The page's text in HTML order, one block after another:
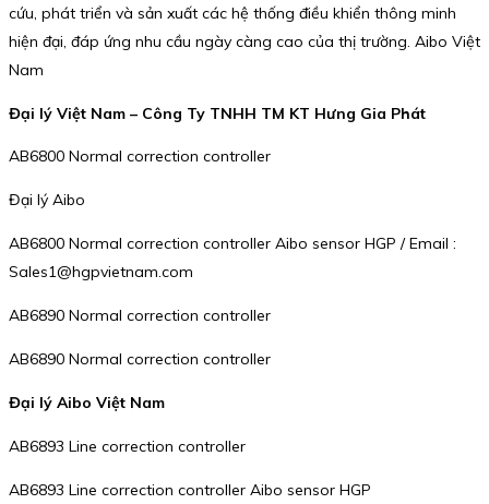
cứu, phát triển và sản xuất các hệ thống điều khiển thông minh
hiện đại, đáp ứng nhu cầu ngày càng cao của thị trường. Aibo Việt
Nam
Đại lý Việt Nam – Công Ty TNHH TM KT Hưng Gia Phát
AB6800 Normal correction controller
Đại lý Aibo
AB6800 Normal correction controller Aibo sensor HGP / Email :
Sales1@hgpvietnam.com
AB6890 Normal correction controller
AB6890 Normal correction controller
Đại lý Aibo Việt Nam
AB6893 Line correction controller
AB6893 Line correction controller Aibo sensor HGP